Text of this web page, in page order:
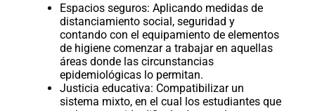
Espacios seguros: Aplicando medidas de
distanciamiento social, seguridad y
contando con el equipamiento de elementos
de higiene comenzar a trabajar en aquellas
áreas donde las circunstancias
epidemiológicas lo permitan.
Justicia educativa: Compatibilizar un
sistema mixto, en el cual los estudiantes que